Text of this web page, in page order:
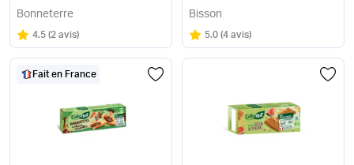
Bonneterre
Note
4.5 sur 5
(2 avis)
Bisson
Note
5.0 sur 5
(4 avis)
Fait en France